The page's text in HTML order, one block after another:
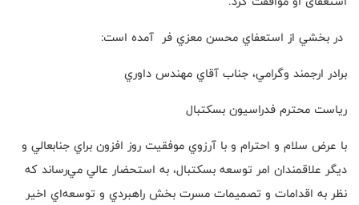
در بخشي از استعفاي محسن معزي فر آمده است:
برادر ارجمند وگرامي، جناب آقاي مهندس داوري
رياست محترم فدراسيون بسكتبال
با عرض سلام و احترام و با آرزوي موفقيت روز افزون براي جنابعالي و
ديگر علاقمندان امر توسعه بسكتبال، به استحضار عالي مي‌رساند كه
نظر به اقدامات و تصميمات مسرت بخش راهبردي و توسعه‌اي اخير